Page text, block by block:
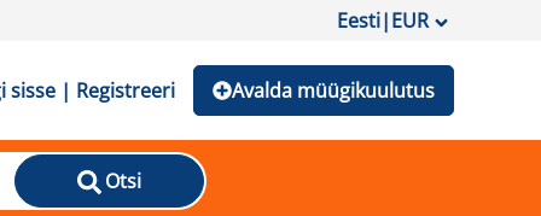
Eesti|EUR
sisse | Registreeri Avalda müügikuulutus
Otsi